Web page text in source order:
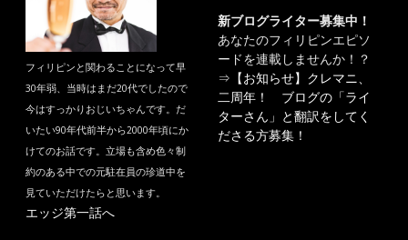
フィリピンと関わることになって早
30年弱、当時はまだ20代でしたので
今はすっかりおじいちゃんです。だ
いたい90年代前半から2000年頃にか
けてのお話です。立場も含め色々制
約のある中での元駐在員の珍道中を
見ていただけたらと思います。
エッジ第一話へ
新ブログライター募集中！
あなたのフィリピンエピソ
ードを連載しませんか！？
⇒ 【お知らせ】クレマニ、
二周年！ ブログの「ライ
ターさん」と翻訳をしてく
ださる方募集！